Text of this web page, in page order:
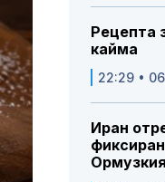
Рецепта
кайма
22:29 •
Иран